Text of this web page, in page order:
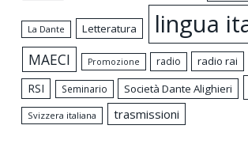
La Dante Letteratura lingua
MAECI Promozione radio radio rai
RSI
Seminario Società Dante Alighieri
Svizzera italiana trasmissioni